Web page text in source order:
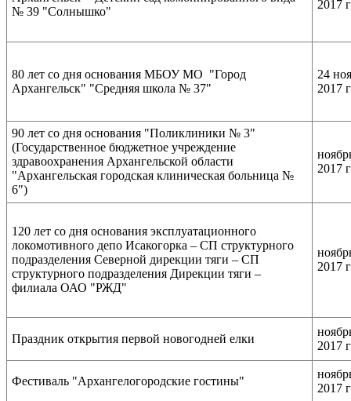
№ 39 "Солнышко"
2017
80 лет со дня основания МБОУ МО "Город
Архангельск" "Средняя школа № 37"
24
2017
90 лет со дня основания "Поликлиники № 3"
(Государственное бюджетное учреждение
здравоохранения Архангельской области
"Архангельская городская клиническая больница №
6")
2017
120 лет со дня основания эксплуатационного
локомотивного депо Исакогорка – СП структурного
подразделения Северной дирекции тяги – СП
структурного подразделения Дирекции тяги –
филиала ОАО "РЖД"
2017
Праздник открытия первой новогодней елки
2017
Фестиваль "Архангелогородские гостины"
2017